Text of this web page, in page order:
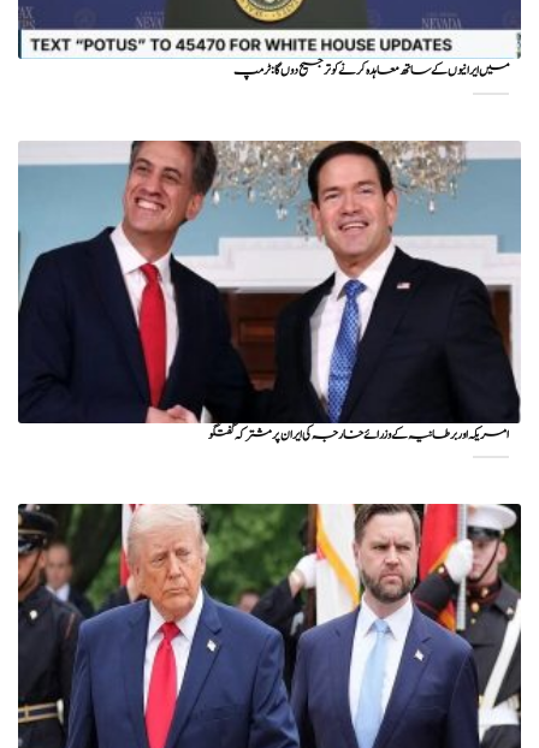
میں ایرانیوں کے ساتھ معاہدہ کرنے کو ترجیح دوں گا : ٹرمپ
امریکہ اور برطانیہ کے وزرائے خارجہ کی ایران پر مشترکہ گفتگو